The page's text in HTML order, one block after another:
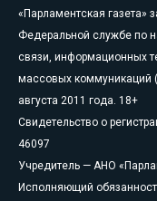
«Парламентская газета»
Федеральной службе по
связи, информационных
массовых коммуникаций
августа 2011 года. 18+
Свидетельство о
46097
Учредитель — АНО
Исполняющий